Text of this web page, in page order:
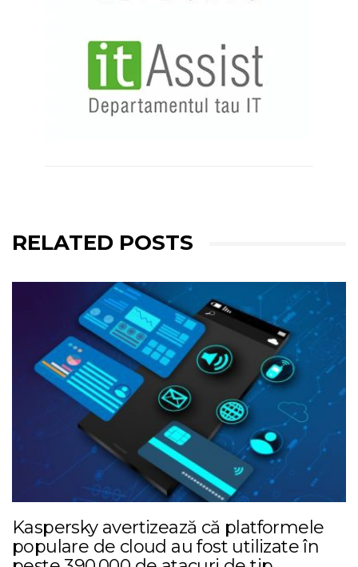
RELATED POSTS
Kaspersky avertizează că platformele
populare de cloud au fost utilizate în